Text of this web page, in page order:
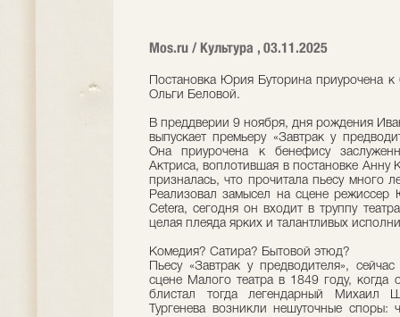
Mos.ru / Культура , 03.11.2025
Постановка Юрия Буторина приурочена
Ольги Беловой.
В преддверии 9 ноября, дня рождения
выпускает премьеру «Завтрак у
Она приурочена к бенефису
Актриса, воплотившая в постановке
призналась, что прочитала пьесу много
Реализовал замысел на сцене
Cetera, сегодня он входит в труппу
целая плеяда ярких и талантливых
Комедия? Сатира? Бытовой этюд?
Пьесу «Завтрак у предводителя»,
сцене Малого театра в 1849 году, когда
блистал тогда легендарный Михаил
Тургенева возникли нешуточные споры: